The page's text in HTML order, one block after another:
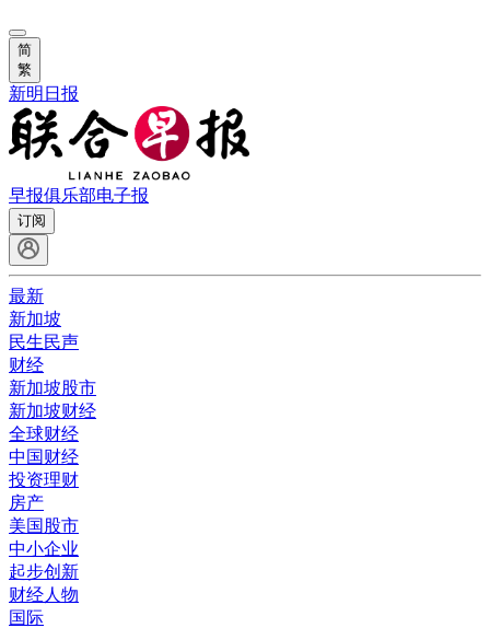
简
繁
新明日报
早报俱乐部电子报
订阅
最新
新加坡
民生民声
财经
新加坡股市
新加坡财经
全球财经
中国财经
投资理财
房产
美国股市
中小企业
起步创新
财经人物
国际